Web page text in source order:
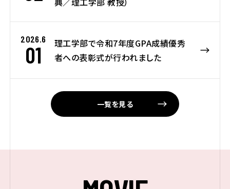
2026.6
01
理工学部で令和7年度GPA成績優秀
者への表彰式が行われました
一覧を見る